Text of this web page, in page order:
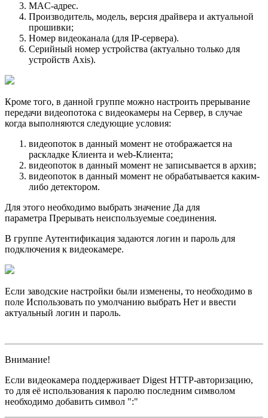
MAC-адрес.
Производитель, модель, версия драйвера и актуальной
прошивки;
Номер видеоканала (для IP-сервера).
Серийный номер устройства (актуально только для
устройств Axis).
Кроме того, в данной группе можно настроить прерывание
передачи видеопотока с видеокамеры на Сервер, в случае
когда выполняются следующие условия:
видеопоток в данный момент не отображается на
раскладке Клиента и web-Клиента;
видеопоток в данный момент не записывается в архив;
видеопоток в данный момент не обрабатывается каким-
либо детектором.
Для этого необходимо выбрать значение Да для
параметра Прерывать неиспользуемые соединения.
В группе Аутентификация задаются логин и пароль для
подключения к видеокамере.
Если заводские настройки были изменены, то необходимо в
поле Использовать по умолчанию выбрать Нет и ввести
актуальный логин и пароль.
Внимание!
Если видеокамера поддерживает Digest HTTP-авторизацию,
то для её использования к паролю последним символом
необходимо добавить символ ":"